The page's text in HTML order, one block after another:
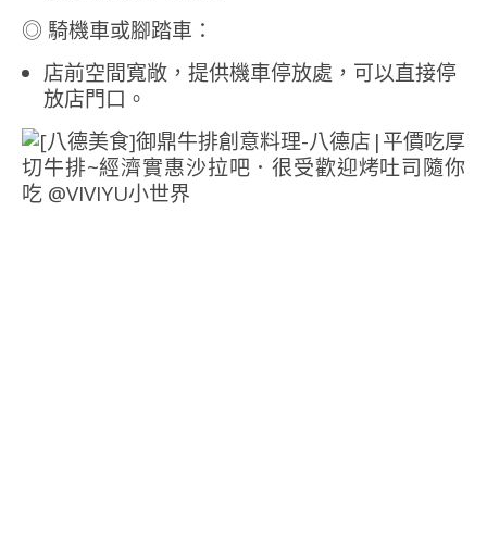
◎ 騎機車或腳踏車：
店前空間寬敞，提供機車停放處，可以直接停
放店門口。